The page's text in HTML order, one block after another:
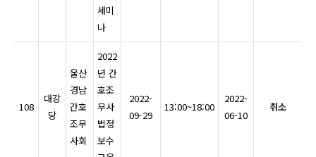
세미
나
108
대강
당
울산
경남
간호
조무
사회
2022
년 간
호조
무사
법정
보수
2022-
09-29
13:00~18:00
2022-
06-10
취소